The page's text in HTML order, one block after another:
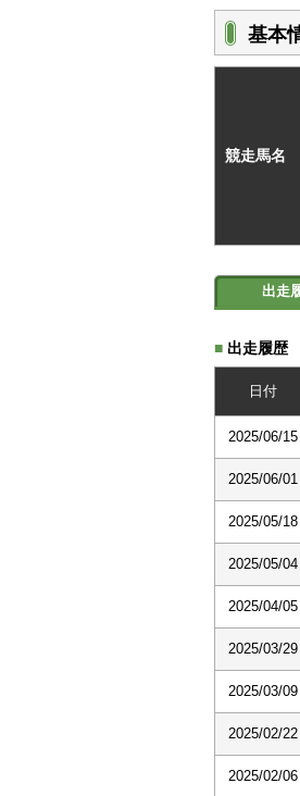
基本
競走馬名
出走
■ 出走履歴
日付
2025/06/15
2025/06/01
2025/05/18
2025/05/04
2025/04/05
2025/03/29
2025/03/09
2025/02/22
2025/02/06